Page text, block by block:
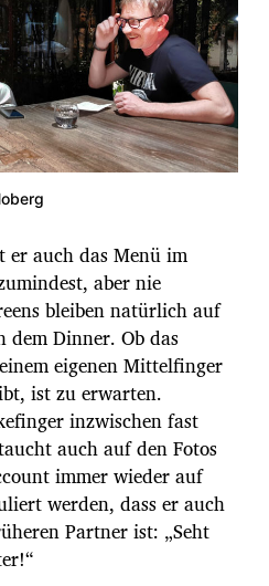
auch das Menü im
aber nie
bleiben natürlich auf
dem Dinner. Ob das
eigenen Mittelfinger
ist zu erwarten.
inzwischen fast
auch auf den Fotos
immer wieder auf
werden, dass er auch
Partner ist: „Seht